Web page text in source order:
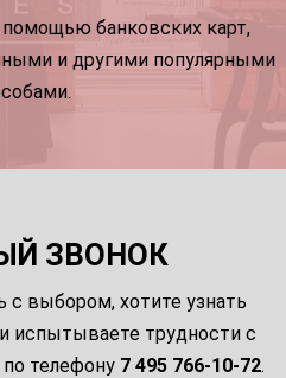
банковских карт,
и другими популярными
ЗВОНОК
с выбором, хотите узнать
испытываете трудности с
телефону 7 495 766-10-72.